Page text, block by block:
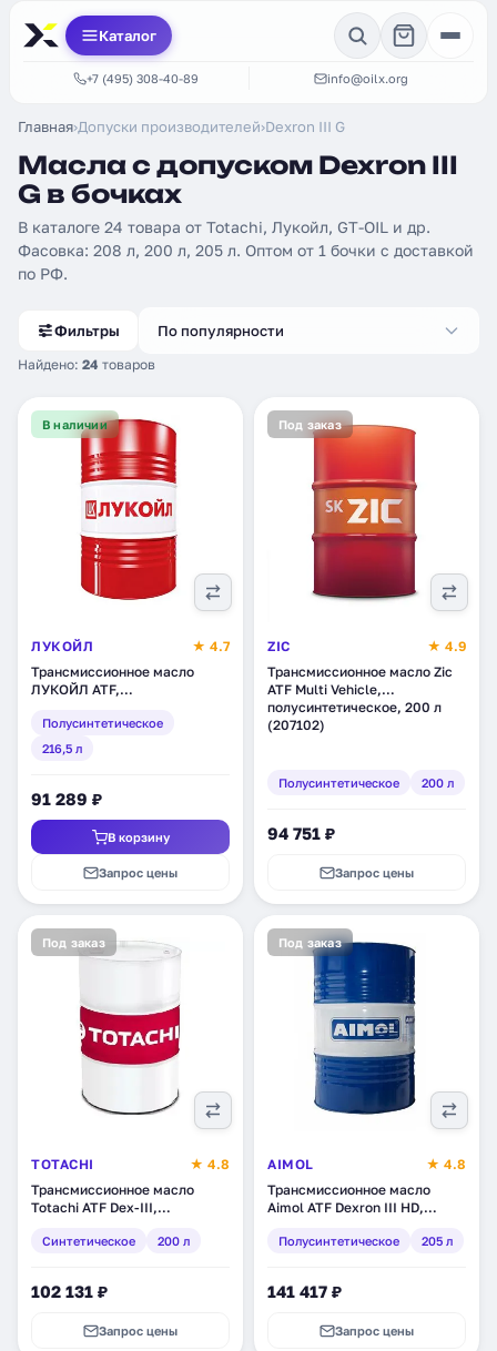
Каталог
+7 (495) 308-40-89 info@oilx.org
Главная›Допуски производителей›Dexron III G
Масла с допуском Dexron III
G в бочках
В каталоге 24 товара от Totachi, Лукойл, GT-OIL и др.
Фасовка: 208 л, 200 л, 205 л. Оптом от 1 бочки с доставкой
по РФ.
Фильтры
Найдено: 24 товаров
По популярности
В наличии
ЛУКОЙЛ
★ 4.7
Трансмиссионное масло
ЛУКОЙЛ ATF,
(204759)
Полусинтетическое
216,5 л
91 289 ₽
В корзину
Запрос цены
Под заказ
ZIC
★ 4.9
Трансмиссионное масло Zic
ATF Multi Vehicle,
полусинтетическое, 200 л
(207102)
Полусинтетическое 200 л
94 751 ₽
Запрос цены
Под заказ
TOTACHI
★ 4.8
Трансмиссионное масло
Totachi ATF Dex-III,
(4562374691209)
Синтетическое 200 л
102 131 ₽
Запрос цены
Под заказ
AIMOL
★ 4.8
Трансмиссионное масло
Aimol ATF Dexron III HD,
(54711)
Полусинтетическое 205 л
141 417 ₽
Запрос цены